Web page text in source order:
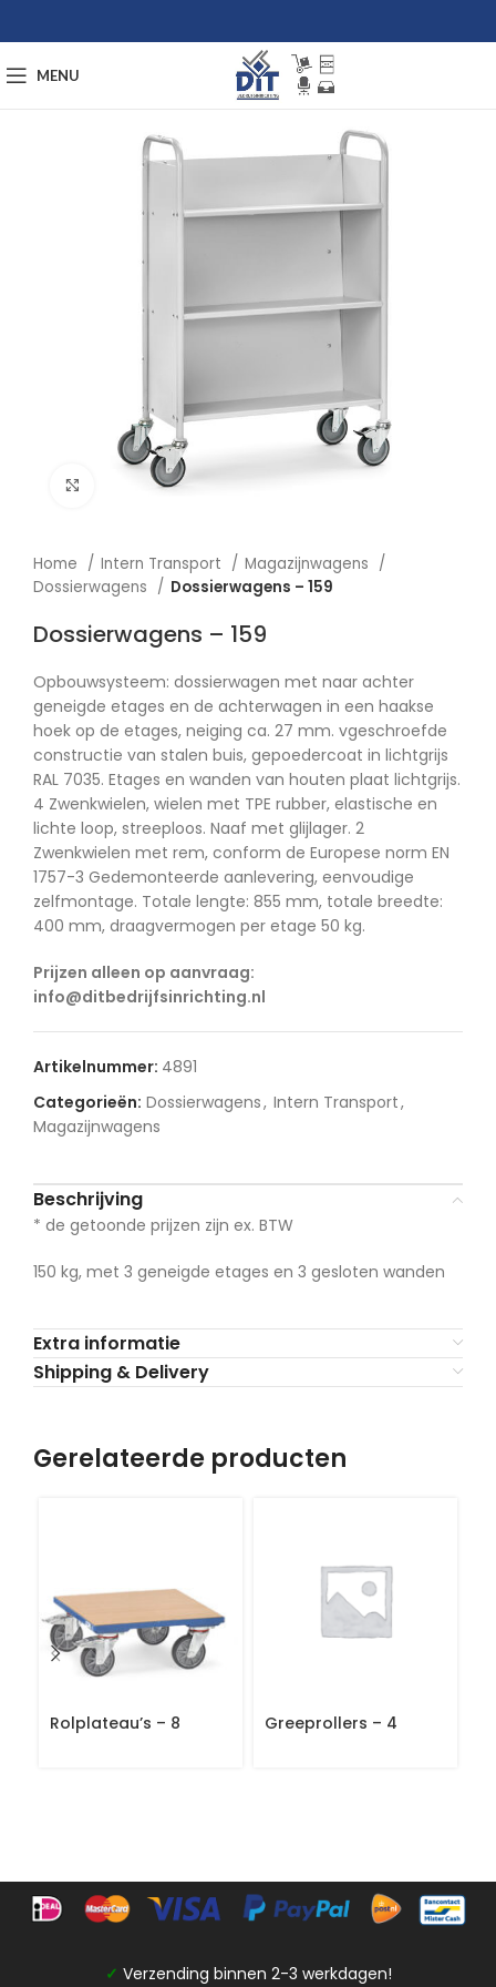
MENU
Afbeelding vergroten
Home Intern Transport
Magazijnwagens
Dossierwagens
Dossierwagens – 159
Dossierwagens – 159
Opbouwsysteem: dossierwagen met naar achter
geneigde etages en de achterwagen in een haakse
hoek op de etages, neiging ca. 27 mm. vgeschroefde
constructie van stalen buis, gepoedercoat in lichtgrijs
RAL 7035. Etages en wanden van houten plaat lichtgrijs.
4 Zwenkwielen, wielen met TPE rubber, elastische en
lichte loop, streeploos. Naaf met glijlager. 2
Zwenkwielen met rem, conform de Europese norm EN
1757-3 Gedemonteerde aanlevering, eenvoudige
zelfmontage. Totale lengte: 855 mm, totale breedte:
400 mm, draagvermogen per etage 50 kg.
Prijzen alleen op aanvraag:
info@ditbedrijfsinrichting.nl
Artikelnummer: 4891
Categorieën: Dossierwagens, Intern Transport,
Magazijnwagens
Beschrijving
* de getoonde prijzen zijn ex. BTW
150 kg, met 3 geneigde etages en 3 gesloten wanden
Extra informatie
Shipping & Delivery
Gerelateerde producten
Rolplateau’s – 8 Greeprollers – 4
✓ Verzending binnen 2-3 werkdagen!